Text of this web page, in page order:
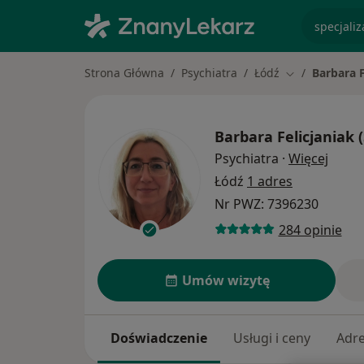
Strona Główna Psychiatra Łódź Zmień miasto
Barbara
Barbara Felicjaniak
Psychiatra · Więcej
Łódź 1 adres
Nr PWZ: 7396230
284 opinie
Umów wizytę
Doświadczenie Usługi i ceny